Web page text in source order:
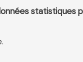
statistiques